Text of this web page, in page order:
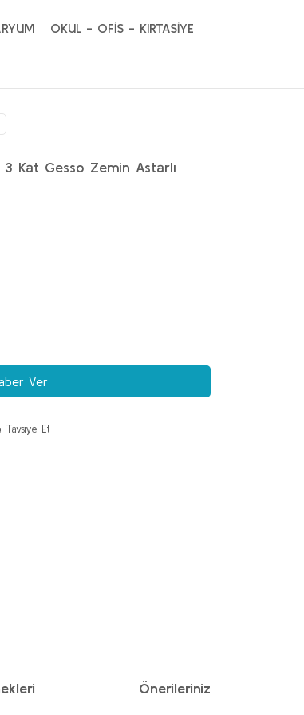
OKUL - OFİS - KIRTASİYE
Kat Gesso Zemin Astarlı
Ver
Tavsiye Et
Önerileriniz